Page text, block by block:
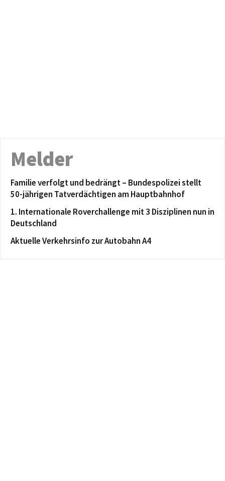
Melder
Familie verfolgt und bedrängt – Bundespolizei stellt
50-jährigen Tatverdächtigen am Hauptbahnhof
1. Internationale Roverchallenge mit 3 Disziplinen nun in
Deutschland
Aktuelle Verkehrsinfo zur Autobahn A4